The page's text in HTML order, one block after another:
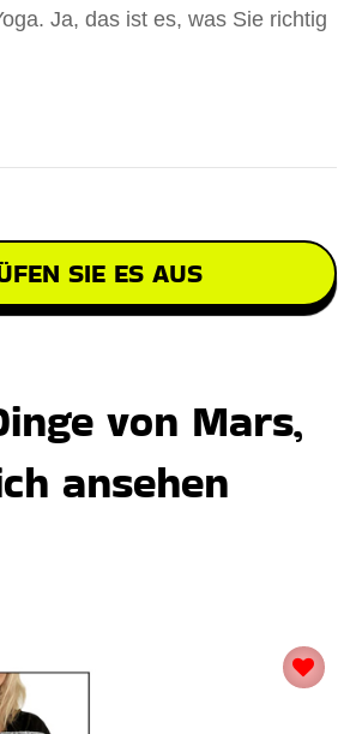
Ja, das ist es, was Sie richtig
SIE ES AUS
von Mars,
ansehen